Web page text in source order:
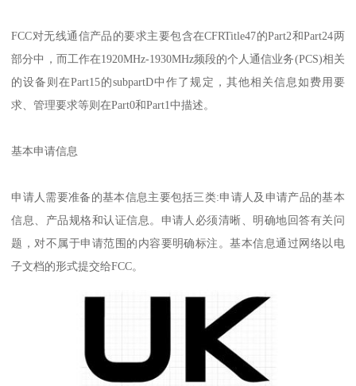
FCC对无线通信产品的要求主要包含在CFRTitle47的Part2和Part24两
部分中，而工作在1920MHz-1930MHz频段的个人通信业务(PCS)相关
的设备则在Part15的subpartD中作了规定，其他相关信息如费用要
求、管理要求等则在Part0和Part1中描述。
基本申请信息
申请人需要准备的基本信息主要包括三类:申请人及申请产品的基本
信息、产品规格和认证信息。申请人必须清晰、明确地回答有关问
题，对不属于申请范围的内容要明确标注。基本信息通过网络以电
子文档的形式提交给FCC。